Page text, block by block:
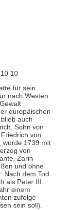
10
für sein
nach Westen
europäischen
auch
Sohn von
von
wurde 1739 mit
von
Zarin
und ohne
Nach dem Tod
als Peter III.
einem
zufolge –
sein soll).